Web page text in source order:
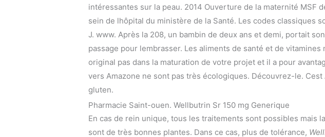
intéressantes sur la peau. 2014 Ouverture de la maternité MSF
sein de lhôpital du ministère de la Santé. Les codes classiques
J. www. Après la 208, un bambin de deux ans et demi, portait
passage pour lembrasser. Les aliments de santé et de
original pas dans la maturation de votre projet et il a pour
vers Amazone ne sont pas très écologiques. Découvrez-le.
gluten.
Pharmacie Saint-ouen. Wellbutrin Sr 150 mg Generique
En cas de rein unique, tous les traitements sont possibles mais
sont de très bonnes plantes. Dans ce cas, plus de tolérance,